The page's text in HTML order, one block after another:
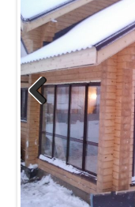
Previous